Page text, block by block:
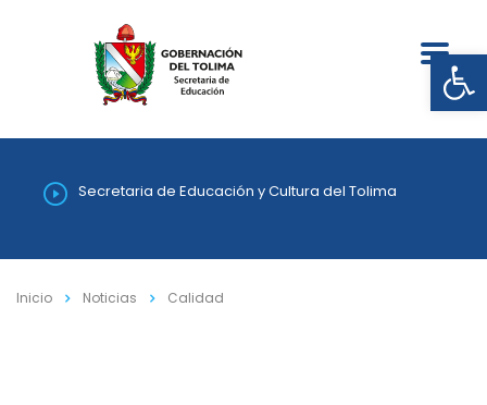
Secretaria de Educación y Cultura del Tolima
Inicio Noticias Calidad